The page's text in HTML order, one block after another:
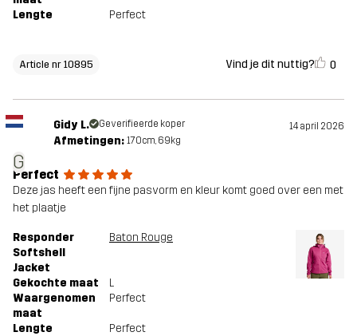
Lengte Perfect
Article nr 10895 Vind je dit nuttig? 0
G
Gidy L. Geverifieerde koper 14 april 2026
Afmetingen: 170cm, 69kg
Perfect
Deze jas heeft een fijne pasvorm en kleur komt goed over een met
het plaatje
Responder
Softshell
Jacket
Baton Rouge
Gekochte maat
L
Waargenomen
maat
Perfect
Lengte Perfect